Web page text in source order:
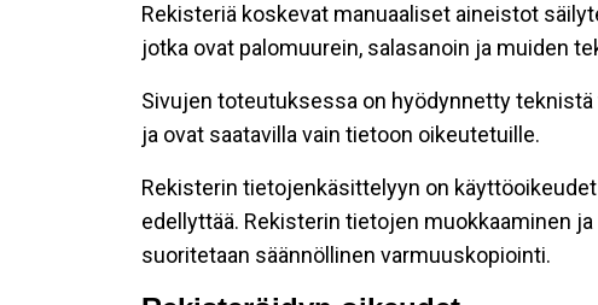
Rekisteriä koskevat manuaaliset aineistot
jotka ovat palomuurein, salasanoin ja muiden
Sivujen toteutuksessa on hyödynnetty
ja ovat saatavilla vain tietoon oikeutetuille.
Rekisterin tietojenkäsittelyyn on
edellyttää. Rekisterin tietojen muokkaaminen
suoritetaan säännöllinen varmuuskopiointi.